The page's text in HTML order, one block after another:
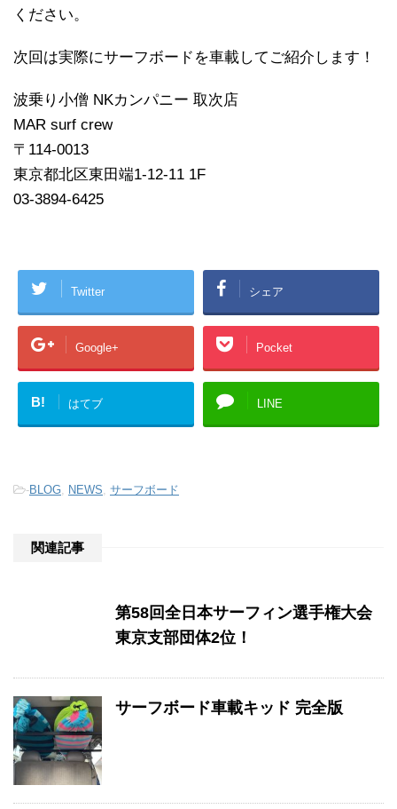
ください。
次回は実際にサーフボードを車載してご紹介します！
波乗り小僧 NKカンパニー 取次店
MAR surf crew
〒114-0013
東京都北区東田端1-12-11 1F
03-3894-6425
Twitter シェア
Google+ Pocket
B! はてブ LINE
-BLOG, NEWS, サーフボード
関連記事
第58回全日本サーフィン選手権大会
東京支部団体2位！
サーフボード車載キッド 完全版